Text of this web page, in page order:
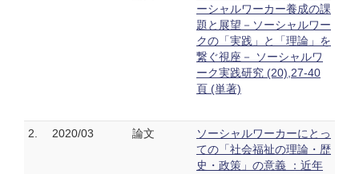
ーシャルワーカー養成の課
題と展望－ソーシャルワー
クの「実践」と「理論」を
繋ぐ視座－ ソーシャルワ
ーク実践研究 (20),27-40
頁 (単著)
2. 2020/03 論文
ソーシャルワーカーにとっ
ての「社会福祉の理論・歴
史・政策」の意義 ：近年